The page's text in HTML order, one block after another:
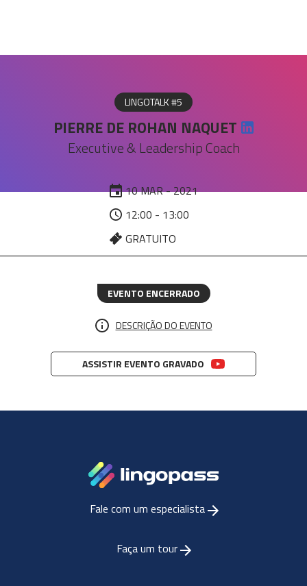
LINGOTALK #5
PIERRE DE ROHAN NAQUET
Executive & Leadership Coach
10 MAR - 2021
12:00 - 13:00
GRATUITO
EVENTO ENCERRADO
DESCRIÇÃO DO EVENTO
ASSISTIR EVENTO GRAVADO
Fale com um especialista
Faça um tour